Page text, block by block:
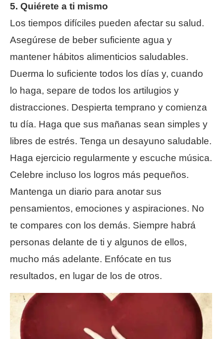
5. Quiérete a ti mismo
Los tiempos difíciles pueden afectar su salud.
Asegúrese de beber suficiente agua y
mantener hábitos alimenticios saludables.
Duerma lo suficiente todos los días y, cuando
lo haga, separe de todos los artilugios y
distracciones. Despierta temprano y comienza
tu día. Haga que sus mañanas sean simples y
libres de estrés. Tenga un desayuno saludable.
Haga ejercicio regularmente y escuche música.
Celebre incluso los logros más pequeños.
Mantenga un diario para anotar sus
pensamientos, emociones y aspiraciones. No
te compares con los demás. Siempre habrá
personas delante de ti y algunos de ellos,
mucho más adelante. Enfócate en tus
resultados, en lugar de los de otros.